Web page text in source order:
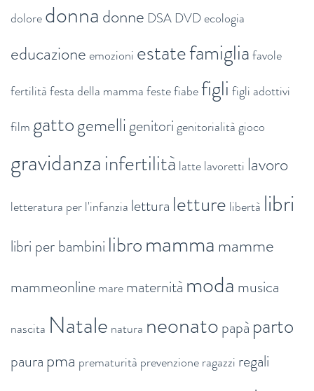
doloredonnadonne DSA DVDecologia
educazioneemozioni estatefamigliafavole
fertilitàfesta della mammafestefiabefigli figli adottivi
film gattogemelligenitorigenitorialitàgioco
gravidanzainfertilità lattelavoretti lavoro
letteratura per l'infanzia lettura letture libertà libri
libri per bambini libromamma mamme
mammeonlinemarematernità moda musica
nascita Natale natura neonatopapà parto
paura pma prematurità prevenzioneragazzi regali